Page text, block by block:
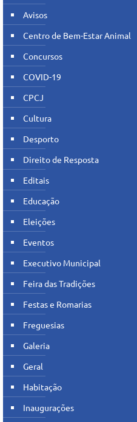
Avisos
Centro de Bem-Estar Animal
Concursos
COVID-19
CPCJ
Cultura
Desporto
Direito de Resposta
Editais
Educação
Eleições
Eventos
Executivo Municipal
Feira das Tradições
Festas e Romarias
Freguesias
Galeria
Geral
Habitação
Inaugurações